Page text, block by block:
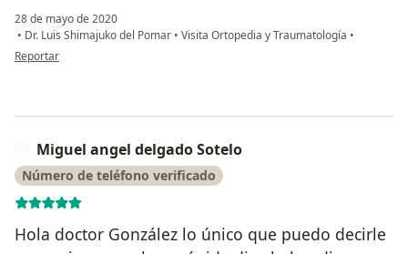
28 de mayo de 2020
• Dr. Luis Shimajuko del Pomar • Visita Ortopedia y Traumatología •
en opinión del usuario Karla Galina Farias Lazo
Reportar
Miguel angel delgado Sotelo
Número de teléfono verificado
Hola doctor González lo único que puedo decirle